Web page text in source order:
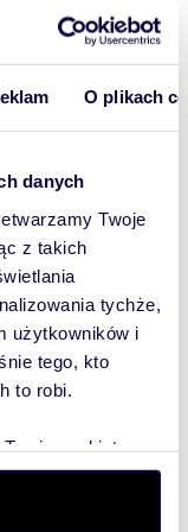
O plikach
danych
Twoje
z takich
tychże,
użytkowników i
tego, kto
to robi.
osobiste
preferencje w
cookie możesz
的價格：
含義內的要約
45m
Polecam umeblowane 45 m² w
2